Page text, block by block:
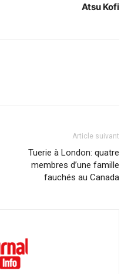
Atsu Kofi
Article suivant
Tuerie à London: quatre
membres d’une famille
fauchés au Canada